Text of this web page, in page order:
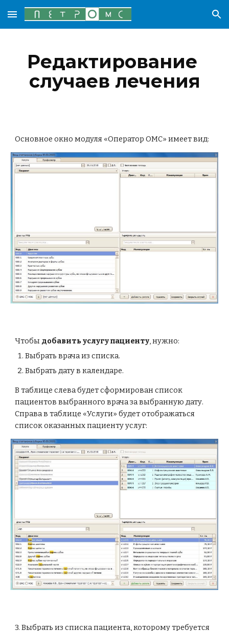
Skip to main content Skip to navigation
Редактирование
случаев лечения
Основное окно модуля «Оператор ОМС» имеет вид:
Чтобы добавить услугу пациенту, нужно:
Выбрать врача из списка.
Выбрать дату в календаре.
В таблице слева будет сформирован список
пациентов выбранного врача за выбранную дату.
Справа в таблице «Услуги» будет отображаться
список оказанных пациенту услуг:
3. Выбрать из списка пациента, которому требуется